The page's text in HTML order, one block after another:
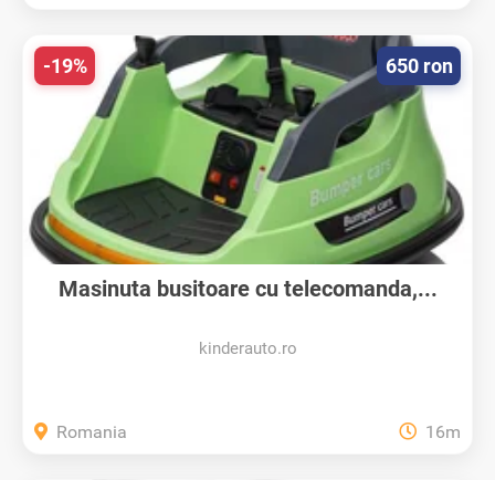
Masinuta busitoare cu telecomanda,...
kinderauto.ro
650 ron
-19%
Romania 16m